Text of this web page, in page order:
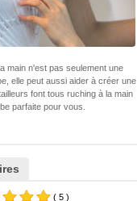
main n'est pas seulement une
elle peut aussi aider à créer une
font tous ruching à la main
parfaite pour vous.
( 5 )